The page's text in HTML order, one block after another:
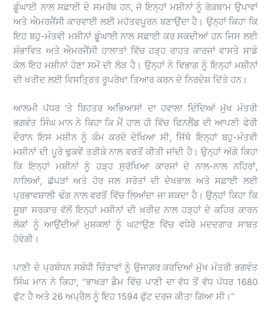
ਡੂੰਘਾਈ ਨਾਲ ਸਫ਼ਾਈ ਦੇ ਸਮਰੱਥ ਹਨ, ਜੋ ਇਨ੍ਹਾਂ ਮਸ਼ੀਨਾਂ ਨੂੰ ਰੋਕਥਾਮ ਉਪਾਵਾਂ
ਅਤੇ ਐਮਰਜੈਂਸੀ ਕਾਰਵਾਈ ਲਈ ਮਹੱਤਵਪੂਰਨ ਬਣਾਉਂਦਾ ਹੈ। ਉਨ੍ਹਾਂ ਕਿਹਾ ਕਿ
ਇਹ ਬਹੁ-ਮੰਤਵੀ ਮਸ਼ੀਨਾਂ ਡੂੰਘਾਈ ਨਾਲ ਸਫ਼ਾਈ ਕਰ ਸਕਦੀਆਂ ਹਨ ਜਿਸ ਲਈ
ਸੰਭਾਵਿਤ ਅਤੇ ਐਮਰਜੈਂਸੀ ਹਾਲਾਤਾਂ ਵਿੱਚ ਹੜ੍ਹ ਰਾਹਤ ਕਾਰਜਾਂ ਵਾਸਤੇ ਸਾਡੇ
ਕੋਲ ਇਹ ਮਸ਼ੀਨਾਂ ਹੋਣਾ ਸਮੇਂ ਦੀ ਲੋੜ ਹੈ। ਉਨ੍ਹਾਂ ਨੇ ਵਿਭਾਗ ਨੂੰ ਇਨ੍ਹਾਂ ਮਸ਼ੀਨਾਂ
ਦੀ ਖਰੀਦ ਲਈ ਵਿਸਤ੍ਰਿਤ ਰੂਪਰੇਖਾ ਤਿਆਰ ਕਰਨ ਦੇ ਨਿਰਦੇਸ਼ ਦਿੱਤੇ ਹਨ।
ਆਲਮੀ ਪੱਧਰ ‘ਤੇ ਬਿਹਤਰ ਅਭਿਆਸਾਂ ਦਾ ਹਵਾਲਾ ਦਿੰਦਿਆਂ ਮੁੱਖ ਮੰਤਰੀ
ਭਗਵੰਤ ਸਿੰਘ ਮਾਨ ਨੇ ਕਿਹਾ ਕਿ ਮੈਂ ਹਾਲ ਹੀ ਵਿੱਚ ਫਿਨਲੈਂਡ ਦੀ ਆਪਣੀ ਫੇਰੀ
ਦੌਰਾਨ ਇਸ ਮਸ਼ੀਨ ਨੂੰ ਕੰਮ ਕਰਦੇ ਦੇਖਿਆ ਸੀ, ਜਿੱਥੇ ਇਨ੍ਹਾਂ ਬਹੁ-ਮੰਤਵੀ
ਮਸ਼ੀਨਾਂ ਦੀ ਪੂਰੇ ਢੁਕਵੇਂ ਤਰੀਕੇ ਨਾਲ ਵਰਤੋਂ ਕੀਤੀ ਜਾਂਦੀ ਹੈ। ਉਨ੍ਹਾਂ ਅੱਗੇ ਕਿਹਾ
ਕਿ ਇਨ੍ਹਾਂ ਮਸ਼ੀਨਾਂ ਨੂੰ ਹੜ੍ਹ ਸੁਰੱਖਿਆ ਕਾਰਜਾਂ ਦੇ ਨਾਲ-ਨਾਲ ਨਹਿਰਾਂ,
ਨਾਲਿਆਂ, ਛੱਪੜਾਂ ਅਤੇ ਹੋਰ ਜਲ ਸਰੋਤਾਂ ਦੀ ਦੇਖਭਾਲ ਅਤੇ ਸਫ਼ਾਈ ਲਈ
ਪ੍ਰਭਾਵਸ਼ਾਲੀ ਢੰਗ ਨਾਲ ਵਰਤੋਂ ਵਿੱਚ ਲਿਆਂਦਾ ਜਾ ਸਕਦਾ ਹੈ। ਉਨ੍ਹਾਂ ਕਿਹਾ ਕਿ
ਸੂਬਾ ਸਰਕਾਰ ਵੱਲੋਂ ਇਨ੍ਹਾਂ ਮਸ਼ੀਨਾਂ ਦੀ ਖ਼ਰੀਦ ਨਾਲ ਹੜ੍ਹਾਂ ਦੇ ਕਹਿਰ ਕਾਰਨ
ਲੋਕਾਂ ਨੂੰ ਆਉਂਦੀਆਂ ਮੁਸ਼ਕਲਾਂ ਨੂੰ ਘਟਾਉਣ ਵਿੱਚ ਵਧੇਰੇ ਮਦਦਗਾਰ ਸਾਬਤ
ਹੋਵੇਗੀ।
ਪਾਣੀ ਦੇ ਪ੍ਰਬੰਧਨ ਸਬੰਧੀ ਚਿੰਤਾਵਾਂ ਨੂੰ ਉਜਾਗਰ ਕਰਦਿਆਂ ਮੁੱਖ ਮੰਤਰੀ ਭਗਵੰਤ
ਸਿੰਘ ਮਾਨ ਨੇ ਕਿਹਾ, “ਭਾਖੜਾ ਡੈਮ ਵਿੱਚ ਪਾਣੀ ਦਾ ਵੱਧ ਤੋਂ ਵੱਧ ਪੱਧਰ 1680
ਫੁੱਟ ਹੈ ਅਤੇ 26 ਅਪ੍ਰੈਲ ਨੂੰ ਇਹ 1594 ਫੁੱਟ ਦਰਜ ਕੀਤਾ ਗਿਆ ਸੀ।”